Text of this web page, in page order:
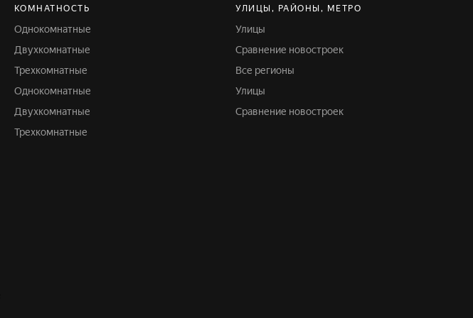
КОМНАТНОСТЬ
Однокомнатные
Двухкомнатные
Трехкомнатные
Однокомнатные
Двухкомнатные
Трехкомнатные
УЛИЦЫ, РАЙОНЫ, МЕТРО
Улицы
Сравнение новостроек
Все регионы
Улицы
Сравнение новостроек